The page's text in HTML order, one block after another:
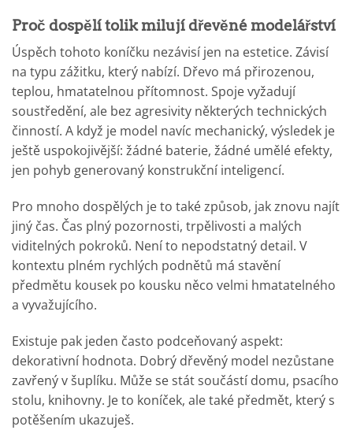
Proč dospělí tolik milují dřevěné modelářství
Úspěch tohoto koníčku nezávisí jen na estetice. Závisí
na typu zážitku, který nabízí. Dřevo má přirozenou,
teplou, hmatatelnou přítomnost. Spoje vyžadují
soustředění, ale bez agresivity některých technických
činností. A když je model navíc mechanický, výsledek je
ještě uspokojivější: žádné baterie, žádné umělé efekty,
jen pohyb generovaný konstrukční inteligencí.
Pro mnoho dospělých je to také způsob, jak znovu najít
jiný čas. Čas plný pozornosti, trpělivosti a malých
viditelných pokroků. Není to nepodstatný detail. V
kontextu plném rychlých podnětů má stavění
předmětu kousek po kousku něco velmi hmatatelného
a vyvažujícího.
Existuje pak jeden často podceňovaný aspekt:
dekorativní hodnota. Dobrý dřevěný model nezůstane
zavřený v šuplíku. Může se stát součástí domu, psacího
stolu, knihovny. Je to koníček, ale také předmět, který s
potěšením ukazuješ.